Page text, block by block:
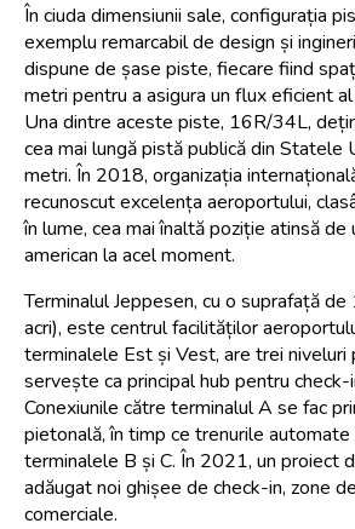
În ciuda dimensiunii sale, configurația
exemplu remarcabil de design și
dispune de șase piste, fiecare fiind
metri pentru a asigura un flux eficient
Una dintre aceste piste, 16R/34L,
cea mai lungă pistă publică din Statele
metri. În 2018, organizația
recunoscut excelența aeroportului,
în lume, cea mai înaltă poziție atinsă de
american la acel moment.
Terminalul Jeppesen, cu o suprafață
acri), este centrul facilităților
terminalele Est și Vest, are trei niveluri
servește ca principal hub pentru check-
Conexiunile către terminalul A se fac
pietonală, în timp ce trenurile automate
terminalele B și C. În 2021, un proiect
adăugat noi ghișee de check-in, zone
comerciale.